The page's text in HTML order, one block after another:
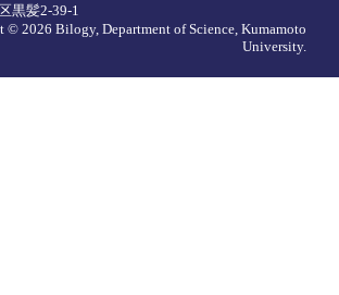
黒髪2-39-1
© 2026 Bilogy, Department of Science, Kumamoto
University.